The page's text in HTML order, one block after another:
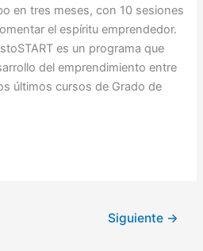
en tres meses, con 10 sesiones
el espíritu emprendedor.
es un programa que
del emprendimiento entre
últimos cursos de Grado de
Siguiente →